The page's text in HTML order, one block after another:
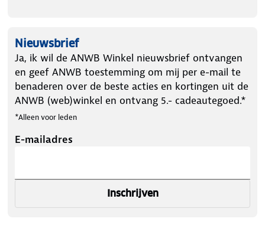
Nieuwsbrief
Ja, ik wil de ANWB Winkel nieuwsbrief ontvangen
en geef ANWB toestemming om mij per e-mail te
benaderen over de beste acties en kortingen uit de
ANWB (web)winkel en ontvang 5.- cadeautegoed.*
*Alleen voor leden
E-mailadres
Inschrijven